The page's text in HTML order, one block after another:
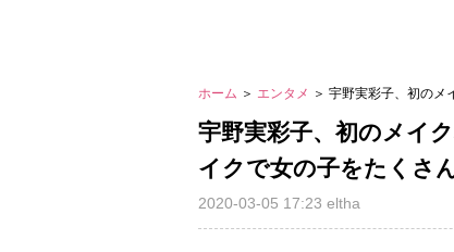
ホーム ＞ エンタメ ＞ 宇野実彩子、初のメ
宇野実彩子、初のメイ
イクで女の子をたくさ
2020-03-05 17:23 eltha